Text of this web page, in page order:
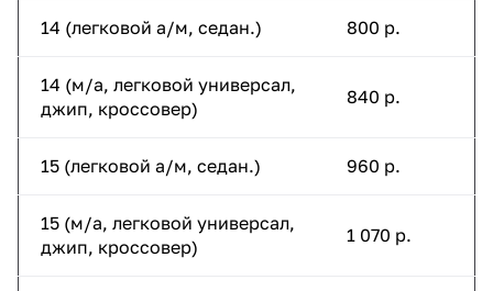
14 (легковой а/м, седан.) 800 р.
14 (м/а, легковой универсал,
джип, кроссовер)
840 р.
15 (легковой а/м, седан.) 960 р.
15 (м/а, легковой универсал,
джип, кроссовер)
1 070 р.